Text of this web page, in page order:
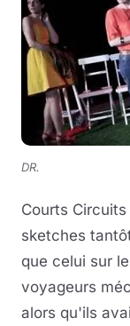
DR.
Courts
sketches
que celui sur
voyageurs
alors qu'ils